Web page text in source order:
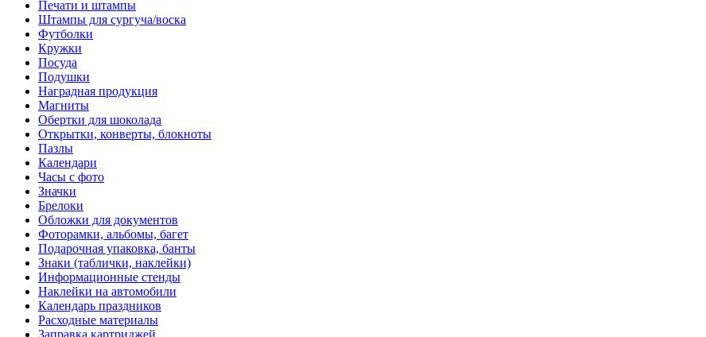
Печати и штампы
Штампы для сургуча/воска
Футболки
Кружки
Посуда
Подушки
Наградная продукция
Магниты
Обертки для шоколада
Открытки, конверты, блокноты
Пазлы
Календари
Часы с фото
Значки
Брелоки
Обложки для документов
Фоторамки, альбомы, багет
Подарочная упаковка, банты
Знаки (таблички, наклейки)
Информационные стенды
Наклейки на автомобили
Календарь праздников
Расходные материалы
Заправка картриджей